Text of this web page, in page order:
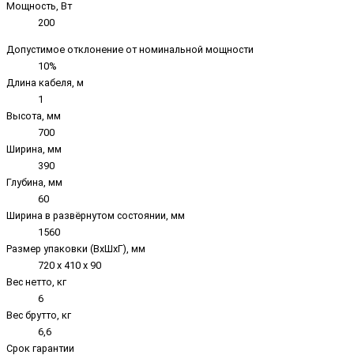
Мощность, Вт
200
Допустимое отклонение от номинальной мощности
10%
Длина кабеля, м
1
Высота, мм
700
Ширина, мм
390
Глубина, мм
60
Ширина в развёрнутом состоянии, мм
1560
Размер упаковки (ВxШxГ), мм
720 х 410 х 90
Вес нетто, кг
6
Вес брутто, кг
6,6
Срок гарантии